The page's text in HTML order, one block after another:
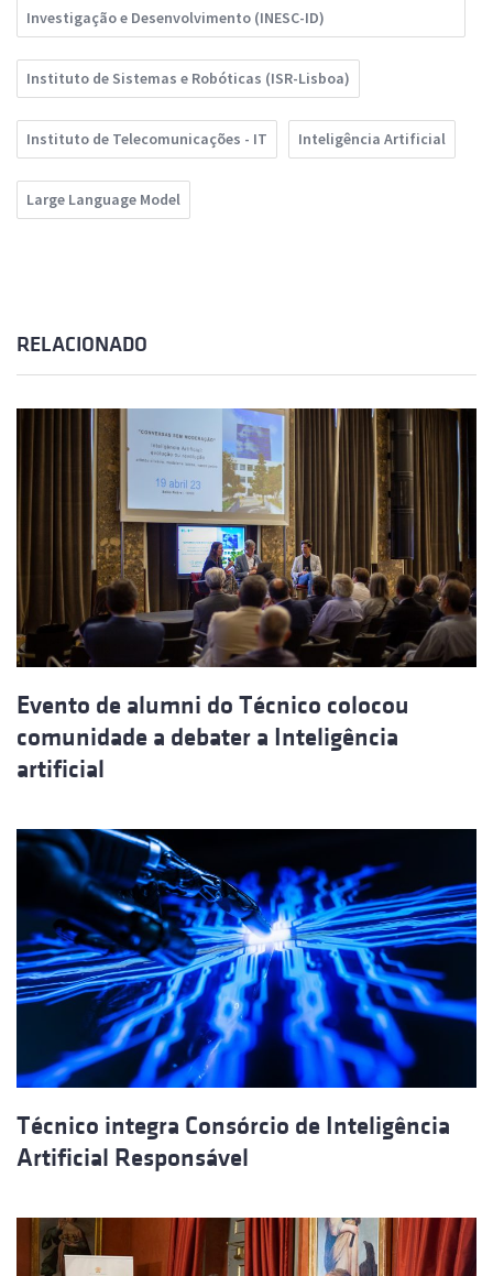
Investigação e Desenvolvimento (INESC-ID)
Instituto de Sistemas e Robóticas (ISR-Lisboa)
Instituto de Telecomunicações - IT Inteligência Artificial
Large Language Model
RELACIONADO
Evento de alumni do Técnico colocou
comunidade a debater a Inteligência
artificial
Técnico integra Consórcio de Inteligência
Artificial Responsável